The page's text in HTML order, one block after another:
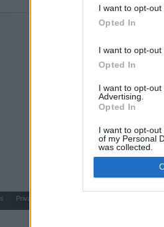
I want to opt-
Opted In
I want to opt-
Opted In
I want to opt-
Advertising.
Opted In
I want to opt-
of my Personal
was collected.
Opted In
is a visual daily
sites and displays a
newspaper.
Privacy and Cookies